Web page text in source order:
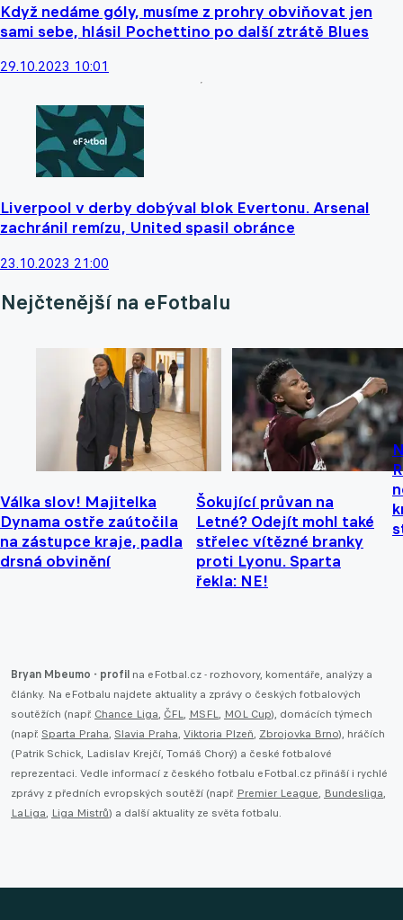
Když nedáme góly, musíme z prohry obviňovat jen
sami sebe, hlásil Pochettino po další ztrátě Blues
29.10.2023 10:01
Liverpool v derby dobýval blok Evertonu. Arsenal
zachránil remízu, United spasil obránce
23.10.2023 21:00
Nejčtenější na eFotbalu
Válka slov! Majitelka
Dynama ostře zaútočila
na zástupce kraje, padla
drsná obvinění
Šokující průvan na
Letné? Odejít mohl také
střelec vítězné branky
proti Lyonu. Sparta
řekla: NE!
Bryan Mbeumo - profil na eFotbal.cz - rozhovory, komentáře, analýzy a
články. Na eFotbalu najdete aktuality a zprávy o českých fotbalových
soutěžích (např. Chance Liga, ČFL, MSFL, MOL Cup), domácích týmech
(např. Sparta Praha, Slavia Praha, Viktoria Plzeň, Zbrojovka Brno), hráčích
(Patrik Schick, Ladislav Krejčí, Tomáš Chorý) a české fotbalové
reprezentaci. Vedle informací z českého fotbalu eFotbal.cz přináší i rychlé
zprávy z předních evropských soutěží (např. Premier League, Bundesliga,
LaLiga, Liga Mistrů) a další aktuality ze světa fotbalu.